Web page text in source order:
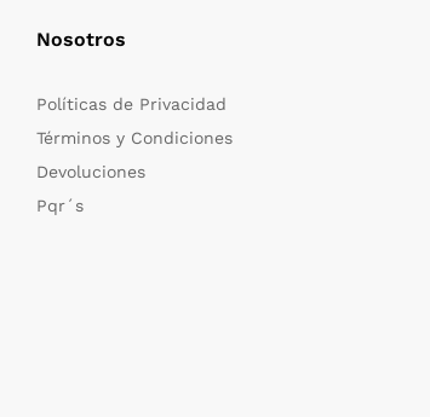
Nosotros
Políticas de Privacidad
Términos y Condiciones
Devoluciones
Pqr´s